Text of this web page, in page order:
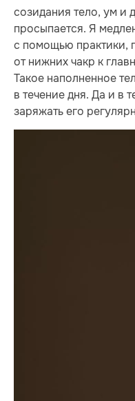
созидания тело, ум и
просыпается. Я
с помощью практики,
от нижних чакр к
Такое наполненное
в течение дня. Да и в
заряжать его